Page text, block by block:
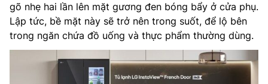
gõ nhẹ hai lần lên mặt gương đen bóng bẩy ở cửa phụ.
Lập tức, bề mặt này sẽ trở nên trong suốt, để lộ bên
trong ngăn chứa đồ uống và thực phẩm thường dùng.